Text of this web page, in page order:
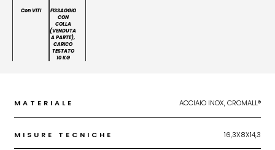
Con VITI
FISSAGGIO
CON
COLLA
(VENDUTA
A PARTE),
CARICO
TESTATO
10 KG
MATERIALE ACCIAIO INOX, CROMALL®
MISURE TECNICHE 16,3X8X14,3